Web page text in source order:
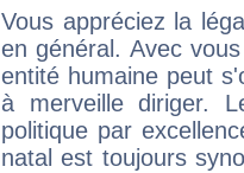
Vous appréciez la
en général. Avec
entité humaine peut
à merveille diriger.
politique par
natal est toujours